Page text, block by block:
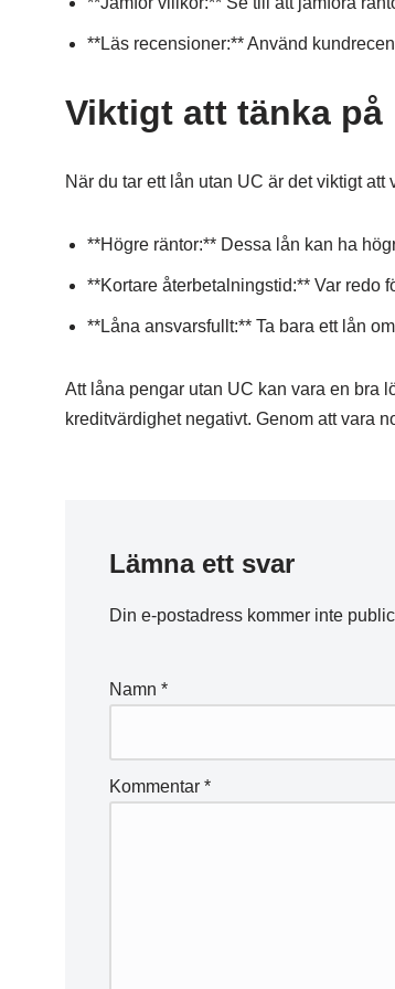
**Läs recensioner:** Använd
Viktigt att tänka på
När du tar ett lån utan UC är det viktigt
**Högre räntor:** Dessa lån kan ha
**Kortare återbetalningstid:** Var redo
**Låna ansvarsfullt:** Ta bara ett lån
Att låna pengar utan UC kan vara en bra
kreditvärdighet negativt. Genom att vara
Lämna ett svar
Din e-postadress kommer inte
Namn *
Kommentar *